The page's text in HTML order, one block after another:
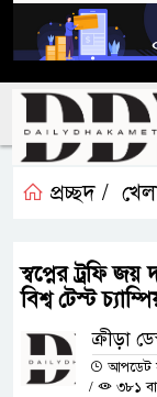
প্রচ্ছদ /
স্বপ্নের ট্রফি
বিশ্ব টেস্ট
ক্রীড়া
আপডেট
/
৩৮১